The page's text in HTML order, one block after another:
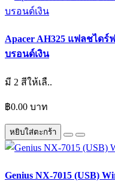
Apacer AH325 แฟลชได
บรอนด์เงิน
มี 2 สีให้เลื..
฿0.00 บาท
หยิบใส่ตะกร้า
Genius NX-7015 (USB)